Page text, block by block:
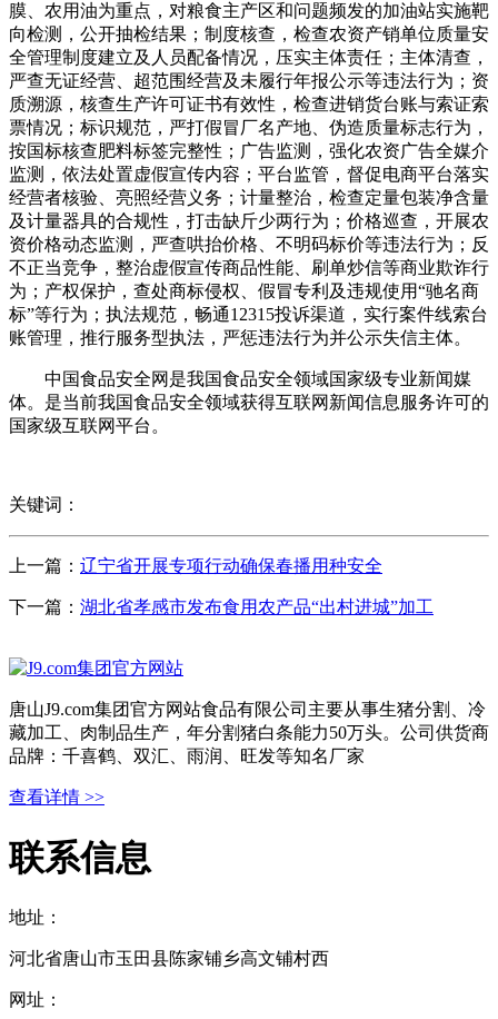
膜、农用油为重点，对粮食主产区和问题频发的加油站实施靶
向检测，公开抽检结果；制度核查，检查农资产销单位质量安
全管理制度建立及人员配备情况，压实主体责任；主体清查，
严查无证经营、超范围经营及未履行年报公示等违法行为；资
质溯源，核查生产许可证书有效性，检查进销货台账与索证索
票情况；标识规范，严打假冒厂名产地、伪造质量标志行为，
按国标核查肥料标签完整性；广告监测，强化农资广告全媒介
监测，依法处置虚假宣传内容；平台监管，督促电商平台落实
经营者核验、亮照经营义务；计量整治，检查定量包装净含量
及计量器具的合规性，打击缺斤少两行为；价格巡查，开展农
资价格动态监测，严查哄抬价格、不明码标价等违法行为；反
不正当竞争，整治虚假宣传商品性能、刷单炒信等商业欺诈行
为；产权保护，查处商标侵权、假冒专利及违规使用“驰名商
标”等行为；执法规范，畅通12315投诉渠道，实行案件线索台
账管理，推行服务型执法，严惩违法行为并公示失信主体。
中国食品安全网是我国食品安全领域国家级专业新闻媒
体。是当前我国食品安全领域获得互联网新闻信息服务许可的
国家级互联网平台。
关键词：
上一篇： 辽宁省开展专项行动确保春播用种安全
下一篇： 湖北省孝感市发布食用农产品“出村进城”加工
唐山J9.com集团官方网站食品有限公司主要从事生猪分割、冷
藏加工、肉制品生产，年分割猪白条能力50万头。公司供货商
品牌：千喜鹤、双汇、雨润、旺发等知名厂家
查看详情 >>
联系信息
地址：
河北省唐山市玉田县陈家铺乡高文铺村西
网址：